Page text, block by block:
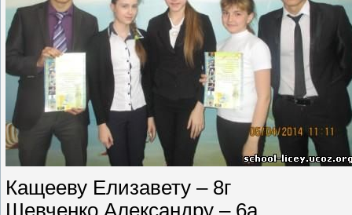
Кащееву Елизавету – 8г
Шевченко Александру – 6а